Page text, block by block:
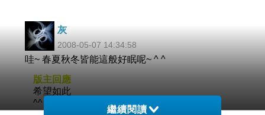
灰
2008-05-07 14:34:58
哇~ 春夏秋冬皆能這般好眠呢~ ^ ^
版主回應
希望如此
^^
繼續閱讀